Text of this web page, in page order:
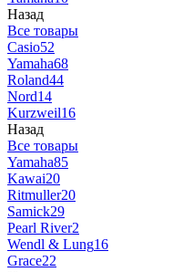
Назад
Все товары
Casio52
Yamaha68
Roland44
Nord14
Kurzweil16
Назад
Все товары
Yamaha85
Kawai20
Ritmuller20
Samick29
Pearl River2
Wendl & Lung16
Grace22